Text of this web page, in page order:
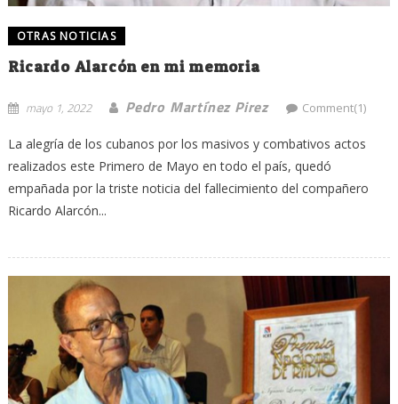
OTRAS NOTICIAS
Ricardo Alarcón en mi memoria
mayo 1, 2022 Pedro Martínez Pirez Comment(1)
La alegría de los cubanos por los masivos y combativos actos
realizados este Primero de Mayo en todo el país, quedó
empañada por la triste noticia del fallecimiento del compañero
Ricardo Alarcón...